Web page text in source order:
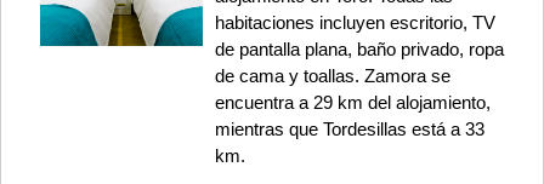
habitaciones incluyen escritorio, TV
de pantalla plana, baño privado, ropa
de cama y toallas. Zamora se
encuentra a 29 km del alojamiento,
mientras que Tordesillas está a 33
km.